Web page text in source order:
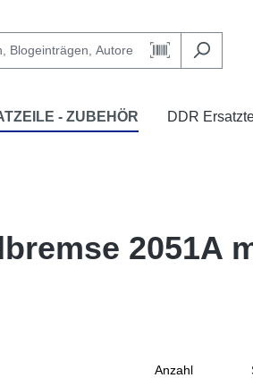
- ZUBEHÖR DDR
2051A
Anzahl